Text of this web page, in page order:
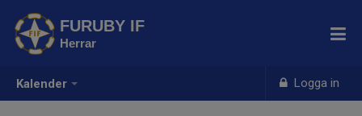
Kalender Logga in
FURUBY IF
Herrar